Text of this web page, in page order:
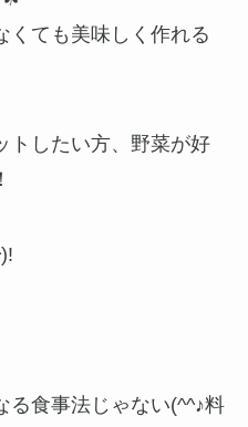
くても美味しく作れる
トしたい方、野菜が好
る食事法じゃない(^^♪料